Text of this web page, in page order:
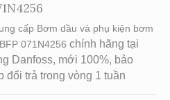
cấp Bơm dầu và phụ kiện bơm
071N4256 chính hãng tại
Danfoss, mới 100%, bảo
đổi trả trong vòng 1 tuần